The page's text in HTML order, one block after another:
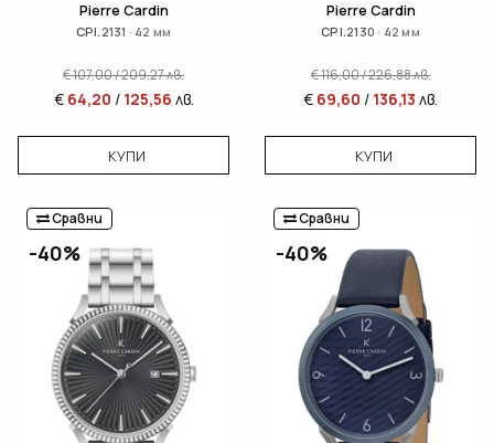
Pierre Cardin
CPI.2131 · 42 мм
€107,00/209,27лв.
€ 64,20 / 125,56 лв.
КУПИ
Pierre Cardin
CPI.2130 · 42 мм
€116,00/226,88лв.
€ 69,60 / 136,13 лв.
КУПИ
Сравни
-40%
Сравни
-40%